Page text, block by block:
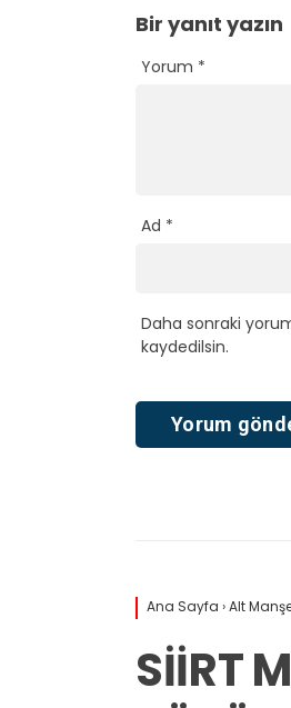
Bir yanıt yazın
Yorum *
Ad *
Daha sonraki
kaydedilsin.
Ana Sayfa ›Alt
SİİRT